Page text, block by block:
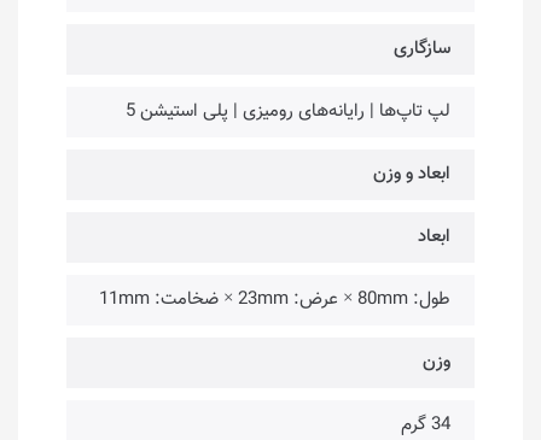
سازگاری
لپ تاپ‌ها | رایانه‌های رومیزی | پلی استیشن 5
ابعاد و وزن
ابعاد
طول: 80mm × عرض: 23mm × ضخامت: 11mm
وزن
34 گرم